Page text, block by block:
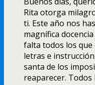
Rita otorga
ti. Este año nos
magnífica
falta todos los que
letras e
santa de los
reaparecer.